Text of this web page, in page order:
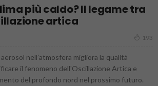
più caldo? Il legame tra
artica
193
nell’atmosfera migliora la qualità
il fenomeno dell'Oscillazione Artica e
del profondo nord nel prossimo futuro.